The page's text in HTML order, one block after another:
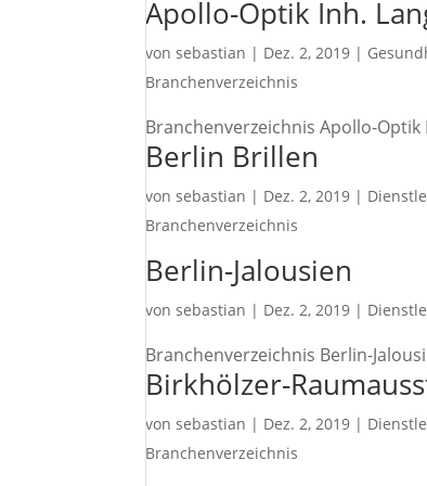
Apollo-Optik Inh.
vonsebastian | Dez. 2, 2019 |
Branchenverzeichnis
Branchenverzeichnis Apollo-Optik
Berlin Brillen
vonsebastian | Dez. 2, 2019 |
Branchenverzeichnis
Berlin-Jalousien
vonsebastian | Dez. 2, 2019 |
Branchenverzeichnis Berlin-
Birkhölzer-
vonsebastian | Dez. 2, 2019 |
Branchenverzeichnis